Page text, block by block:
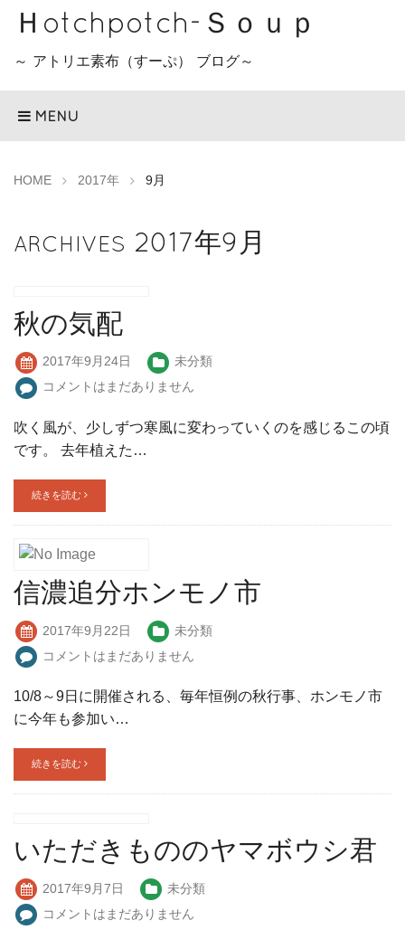
Ｈotchpotch-Ｓｏｕｐ
～ アトリエ素布（すーぷ） ブログ～
MENU
HOME 2017年 9月
ARCHIVES 2017年9月
秋の気配
2017年9月24日
未分類
コメントはまだありません
吹く風が、少しずつ寒風に変わっていくのを感じるこの頃
です。 去年植えた…
続きを読む
信濃追分ホンモノ市
2017年9月22日
未分類
コメントはまだありません
10/8～9日に開催される、毎年恒例の秋行事、ホンモノ市
に今年も参加い…
続きを読む
いただきもののヤマボウシ君
2017年9月7日
未分類
コメントはまだありません